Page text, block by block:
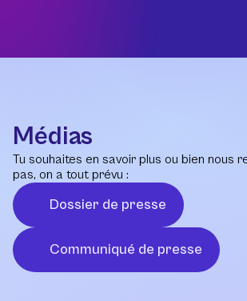
Médias
Tu souhaites en savoir plus ou bien nous
pas, on a tout prévu :
Dossier de presse
Communiqué de presse